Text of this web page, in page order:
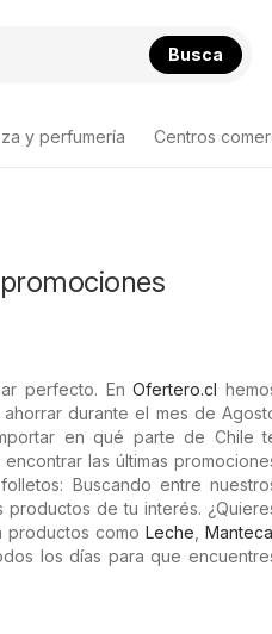
Busca
y perfumería Centros
perfecto. EnOfertero.cl
durante el mes de
en qué parte de Chile
las últimas
Buscando entre
de tu interés.
productos comoLeche ,Manteca
los días para que